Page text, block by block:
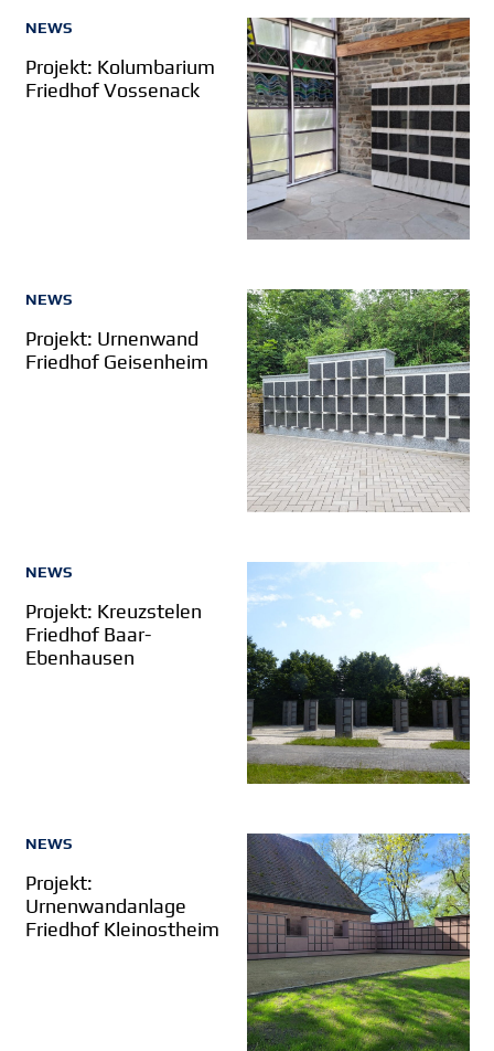
NEWS
Projekt: Kolumbarium
Friedhof Vossenack
NEWS
Projekt: Urnenwand
Friedhof Geisenheim
NEWS
Projekt: Kreuzstelen
Friedhof Baar-
Ebenhausen
NEWS
Projekt:
Urnenwandanlage
Friedhof Kleinostheim